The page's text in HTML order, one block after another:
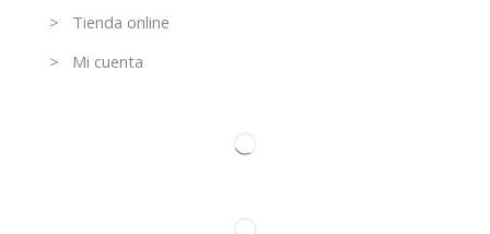
> Tienda online
> Mi cuenta